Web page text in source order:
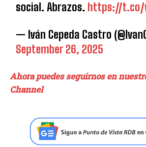
social. Abrazos. https://t.co/
— Iván Cepeda Castro
September 26, 2025
Ahora puedes seguirnos en
Channel